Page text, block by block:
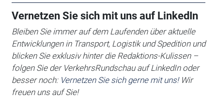
Vernetzen Sie sich mit uns auf LinkedIn
Bleiben Sie immer auf dem Laufenden über aktuelle
Entwicklungen in Transport, Logistik und Spedition und
blicken Sie exklusiv hinter die Redaktions-Kulissen –
folgen Sie der VerkehrsRundschau auf LinkedIn oder
besser noch: Vernetzen Sie sich gerne mit uns!Wir
freuen uns auf Sie!